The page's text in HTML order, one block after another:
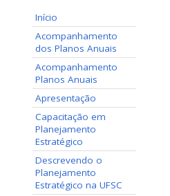
Início
Acompanhamento
dos Planos Anuais
Acompanhamento
Planos Anuais
Apresentação
Capacitação em
Planejamento
Estratégico
Descrevendo o
Planejamento
Estratégico na UFSC